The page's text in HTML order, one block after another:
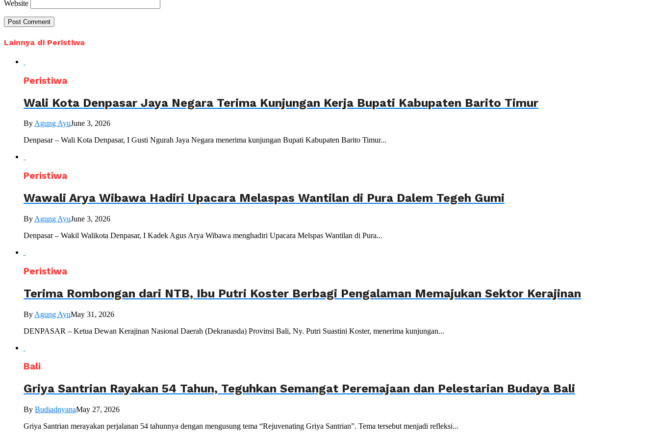
Website
Lainnya di Peristiwa
Peristiwa
Wali Kota Denpasar Jaya Negara Terima Kunjungan Kerja Bupati Kabupaten Barito Timur
ByAgung AyuJune 3, 2026
Denpasar – Wali Kota Denpasar, I Gusti Ngurah Jaya Negara menerima kunjungan Bupati Kabupaten Barito Timur...
Peristiwa
Wawali Arya Wibawa Hadiri Upacara Melaspas Wantilan di Pura Dalem Tegeh Gumi
By Agung AyuJune 3, 2026
Denpasar – Wakil Walikota Denpasar, I Kadek Agus Arya Wibawa menghadiri Upacara Melspas Wantilan di Pura...
Peristiwa
Terima Rombongan dari NTB, Ibu Putri Koster Berbagi Pengalaman Memajukan Sektor Kerajinan
By Agung AyuMay 31, 2026
DENPASAR – Ketua Dewan Kerajinan Nasional Daerah (Dekranasda) Provinsi Bali, Ny. Putri Suastini Koster, menerima kunjungan...
Bali
Griya Santrian Rayakan 54 Tahun, Teguhkan Semangat Peremajaan dan Pelestarian Budaya Bali
By BudiadnyanaMay 27, 2026
Griya Santrian merayakan perjalanan 54 tahunnya dengan mengusung tema “Rejuvenating Griya Santrian”. Tema tersebut menjadi refleksi...